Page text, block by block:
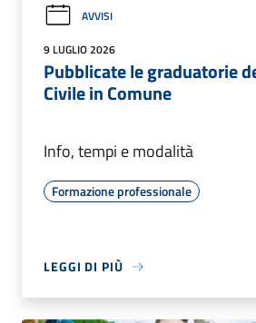
AVVISI
9 LUGLIO 2026
Pubblicate le graduatorie
Civile in Comune
Info, tempi e modalità
Formazione professionale
LEGGI DI PIÙ